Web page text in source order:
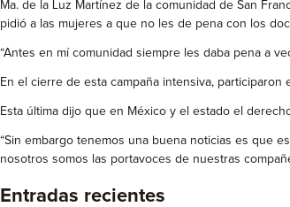
Ma. de la Luz Martínez de la comunidad de San
pidió a las mujeres a que no les de pena con los
“Antes en mí comunidad siempre les daba pena a
En el cierre de esta campaña intensiva,
Esta última dijo que en México y el estado el
“Sin embargo tenemos una buena noticias es que
nosotros somos las portavoces de nuestras
Entradas recientes